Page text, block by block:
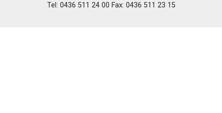
Tel: 0436 511 24 00 Fax: 0436 511 23 15